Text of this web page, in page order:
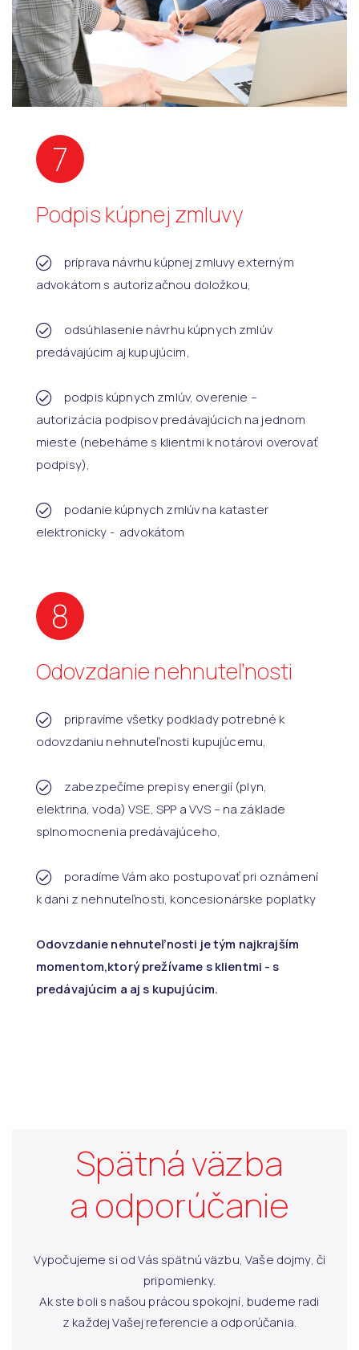
7
Podpis kúpnej zmluvy
príprava návrhu kúpnej zmluvy externým
advokátom s autorizačnou doložkou,
odsúhlasenie návrhu kúpnych zmlúv
predávajúcim aj kupujúcim,
podpis kúpnych zmlúv, overenie –
autorizácia podpisov predávajúcich na jednom
mieste (nebeháme s klientmi k notárovi overovať
podpisy),
podanie kúpnych zmlúv na kataster
elektronicky - advokátom
8
Odovzdanie nehnuteľnosti
pripravíme všetky podklady potrebné k
odovzdaniu nehnuteľnosti kupujúcemu,
zabezpečíme prepisy energií (plyn,
elektrina, voda) VSE, SPP a VVS – na základe
splnomocnenia predávajúceho,
poradíme Vám ako postupovať pri oznámení
k dani z nehnuteľnosti, koncesionárske poplatky
Odovzdanie nehnuteľnosti je tým najkrajším
momentom,ktorý prežívame s klientmi - s
predávajúcim a aj s kupujúcim.
Spätná väzba
a odporúčanie
Vypočujeme si od Vás spätnú väzbu, Vaše dojmy, či
pripomienky.
Ak ste boli s našou prácou spokojní, budeme radi
z každej Vašej referencie a odporúčania.